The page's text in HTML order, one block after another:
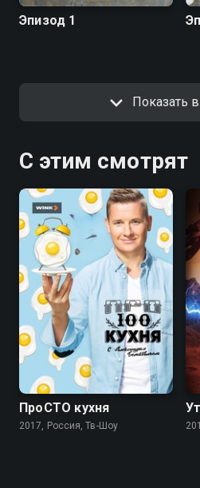
Эпизод 1
Показать
С этим смотрят
8.5
ПроСТО кухня
2017, Россия, Тв-Шоу